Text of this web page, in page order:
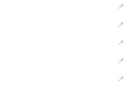
↗
↗
↗
↗
↗